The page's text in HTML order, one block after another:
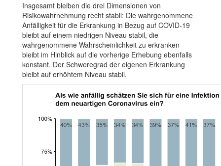
Insgesamt bleiben die drei Dimensionen von
Risikowahrnehmung recht stabil: Die wahrgenommene
Anfälligkeit für die Erkrankung in Bezug auf COVID-19
bleibt auf einem niedrigen Niveau stabil, die
wahrgenommene Wahrscheinlichkeit zu erkranken
bleibt im Hinblick auf die vorherige Erhebung ebenfalls
konstant. Der Schweregrad der eigenen Erkrankung
bleibt auf erhöhtem Niveau stabil.